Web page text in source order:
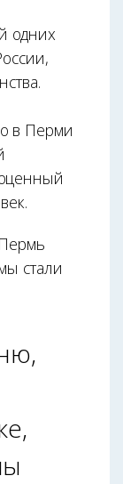
одних
в Перми
стали